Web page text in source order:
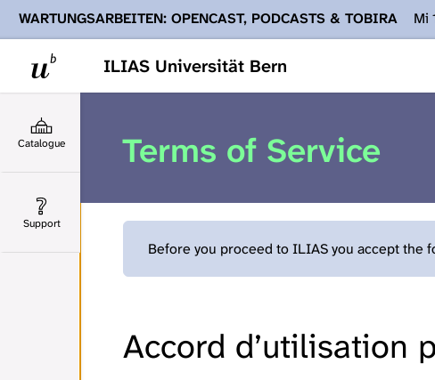
ILIAS Universität Bern
WARTUNGSARBEITEN: OPENCAST, PODCASTS & TOBIRA
Mi
Ihnen Podcasts, Opencast-Videos und Tobira nicht zur
Catalogue
Support
Terms of Service
Before you proceed to ILIAS you accept the
Accord d’utilisation